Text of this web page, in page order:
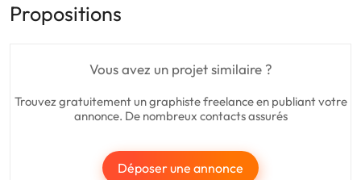
Propositions
Vous avez un projet similaire ?
Trouvez gratuitement un graphiste freelance en publiant votre
annonce. De nombreux contacts assurés
Déposer une annonce